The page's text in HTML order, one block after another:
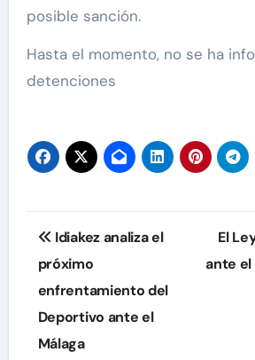
posible sanción.
Hasta el momento, no se ha
detenciones
Navegación
de
entradas
Idiakez analiza el
próximo
enfrentamiento del
Deportivo ante el
Málaga
El
ante el